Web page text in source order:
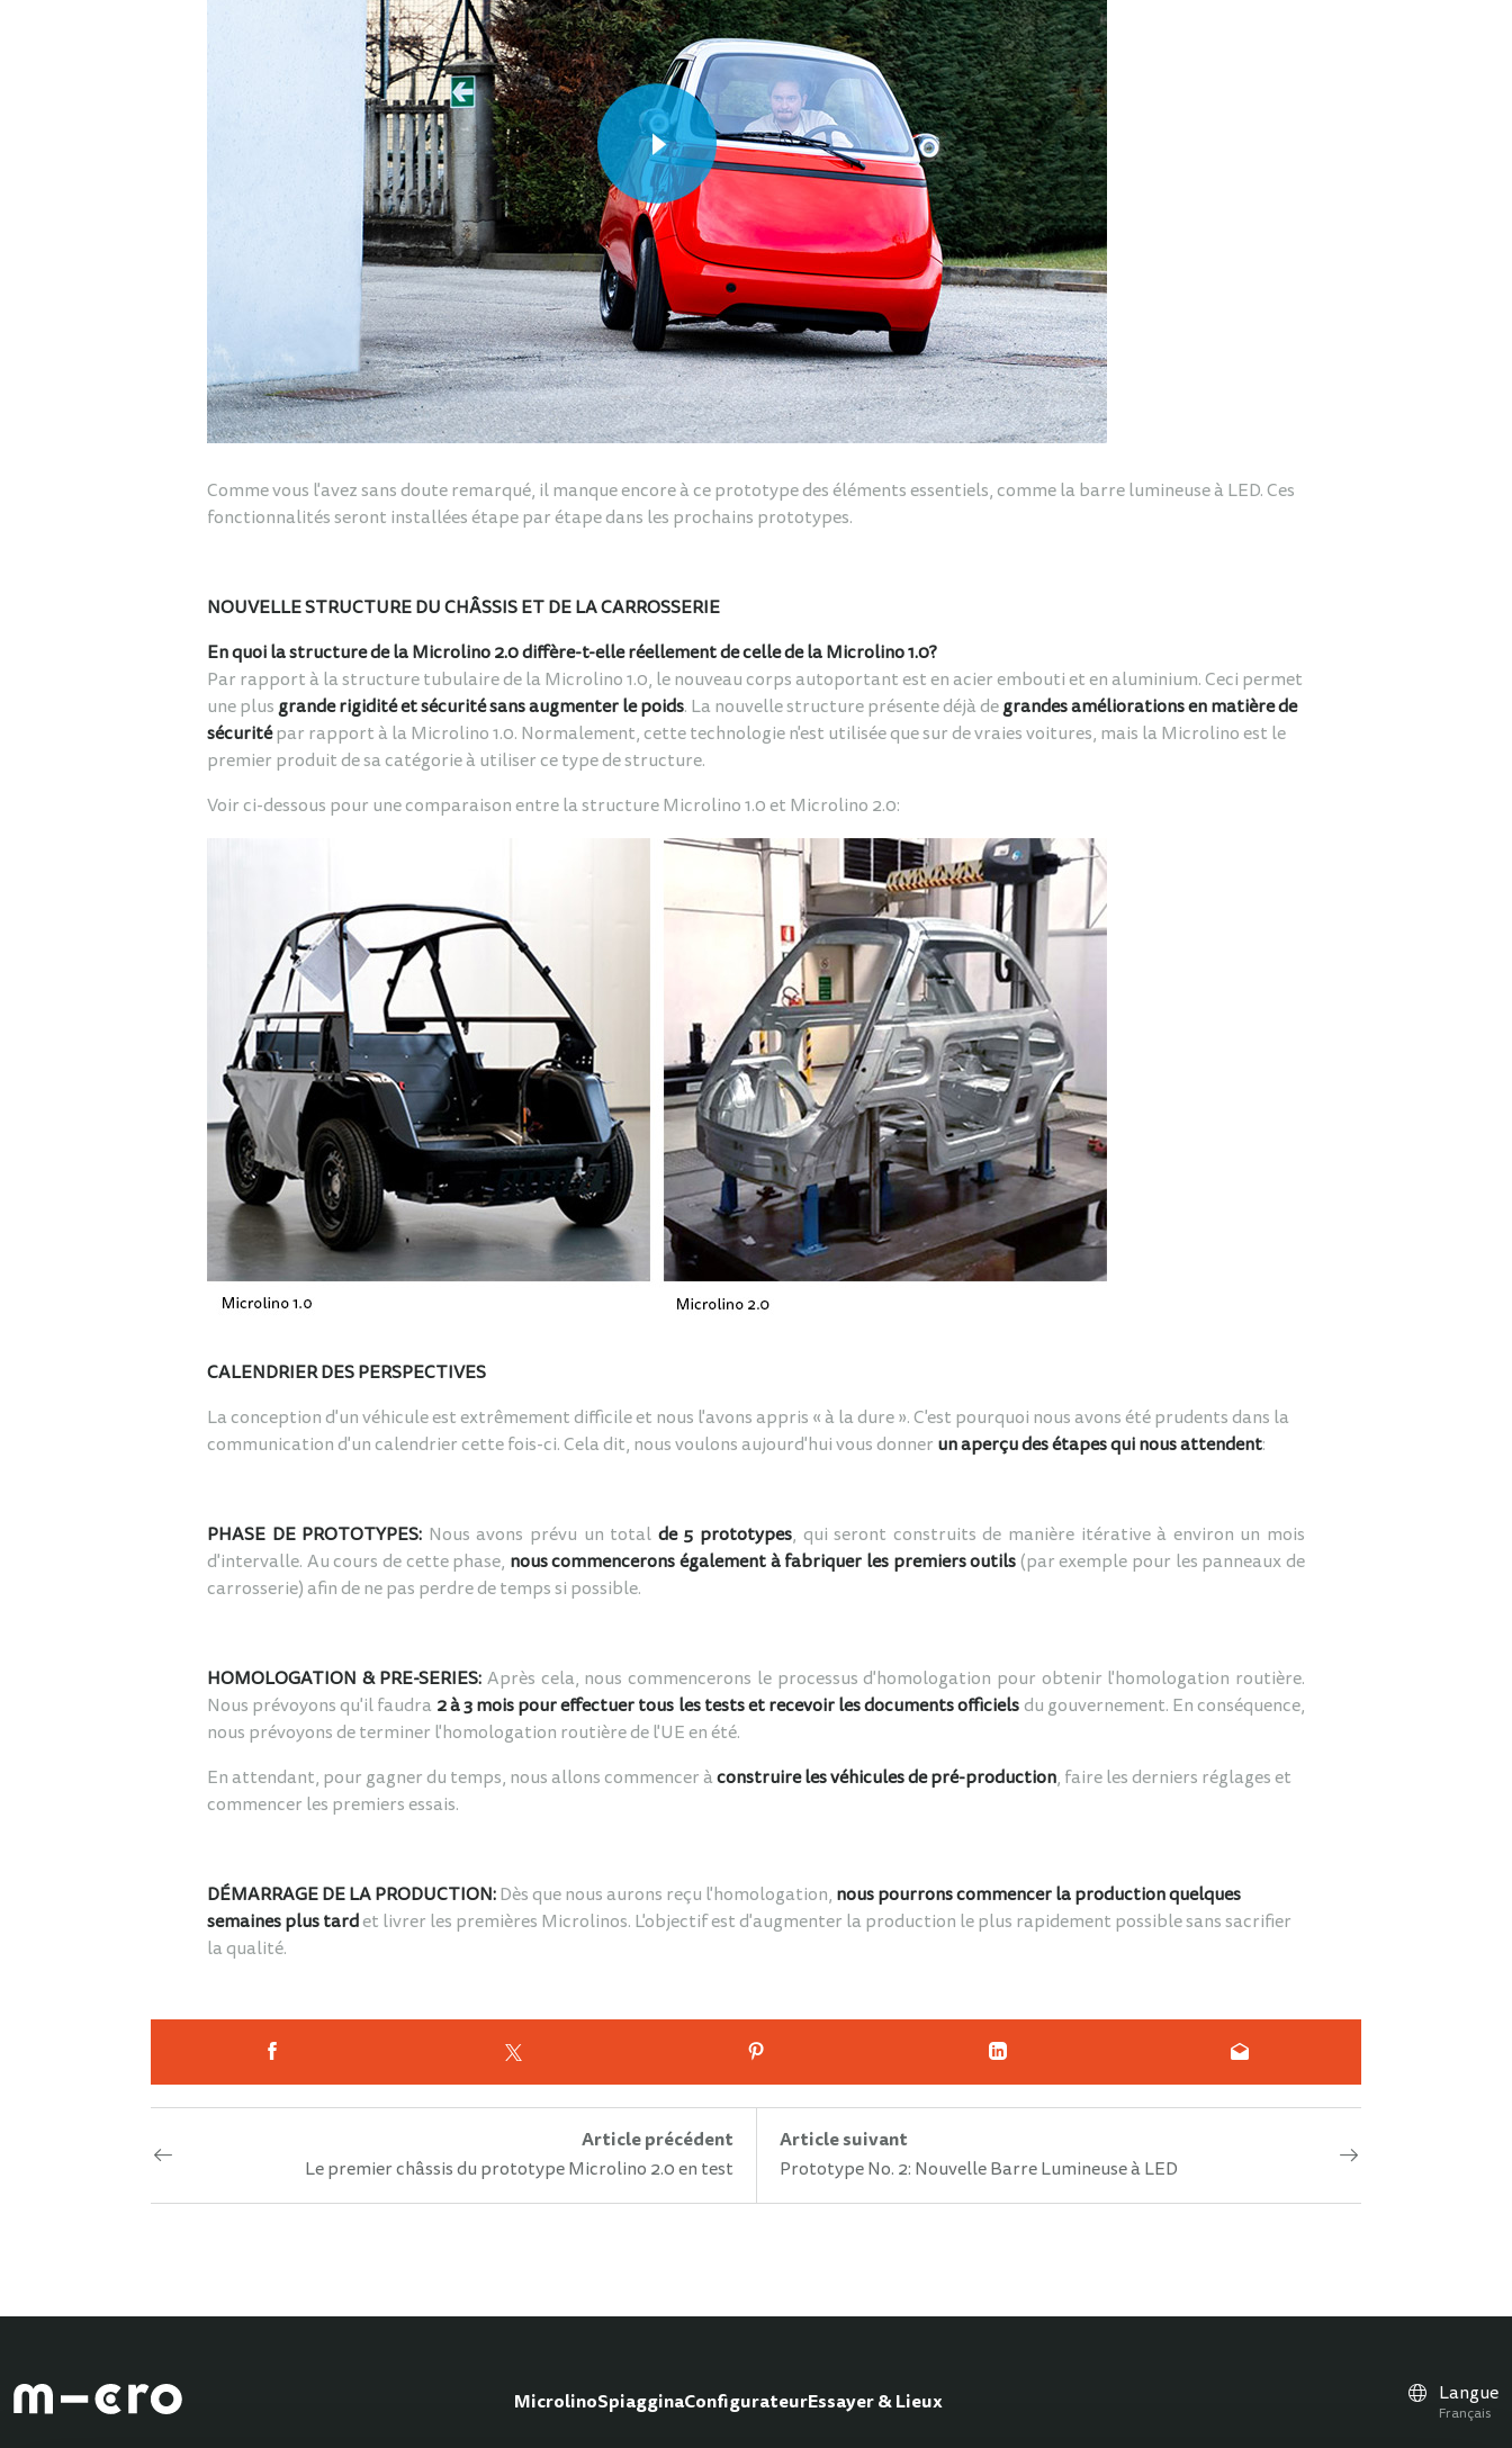
Comme vous l'avez sans doute remarqué, il manque encore à ce prototype des éléments essentiels, comme la barre lumineuse à LED. Ces
fonctionnalités seront installées étape par étape dans les prochains prototypes.
NOUVELLE STRUCTURE DU CHÂSSIS ET DE LA CARROSSERIE
En quoi la structure de la Microlino 2.0 diffère-t-elle réellement de celle de la Microlino 1.0?
Par rapport à la structure tubulaire de la Microlino 1.0, le nouveau corps autoportant est en acier embouti et en aluminium. Ceci permet
une plus grande rigidité et sécurité sans augmenter le poids. La nouvelle structure présente déjà de grandes améliorations en matière de
sécuritépar rapport à la Microlino 1.0. Normalement, cette technologie n'est utilisée que sur de vraies voitures, mais la Microlino est le
premier produit de sa catégorie à utiliser ce type de structure.
Voir ci-dessous pour une comparaison entre la structure Microlino 1.0 et Microlino 2.0:
CALENDRIER DES PERSPECTIVES
La conception d'un véhicule est extrêmement difficile et nous l'avons appris « à la dure ». C'est pourquoi nous avons été prudents dans la
communication d'un calendrier cette fois-ci. Cela dit, nous voulons aujourd'hui vous donner un aperçu des étapes qui nous attendent:
PHASE DE PROTOTYPES: Nous avons prévu un total de 5 prototypes, qui seront construits de manière itérative à environ un mois
d'intervalle. Au cours de cette phase, nous commencerons également à fabriquer les premiers outils (par exemple pour les panneaux de
carrosserie) afin de ne pas perdre de temps si possible.
HOMOLOGATION & PRE-SERIES: Après cela, nous commencerons le processus d'homologation pour obtenir l'homologation routière.
Nous prévoyons qu'il faudra 2 à 3 mois pour effectuer tous les tests et recevoir les documents officiels du gouvernement. En conséquence,
nous prévoyons de terminer l'homologation routière de l'UE en été.
En attendant, pour gagner du temps, nous allons commencer à construire les véhicules de pré-production, faire les derniers réglages et
commencer les premiers essais.
DÉMARRAGE DE LA PRODUCTION: Dès que nous aurons reçu l'homologation, nous pourrons commencer la production quelques
semaines plus tardet livrer les premières Microlinos. L'objectif est d'augmenter la production le plus rapidement possible sans sacrifier
la qualité.
Article précédent
Le premier châssis du prototype Microlino 2.0 en test
Article suivant
Prototype No. 2: Nouvelle Barre Lumineuse à LED
MicrolinoSpiagginaConfigurateurEssayer & Lieux Langue
Français